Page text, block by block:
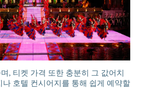
, 티켓 가격 또한 충분히 그 값어치
나 호텔 컨시어지를 통해 쉽게 예약할